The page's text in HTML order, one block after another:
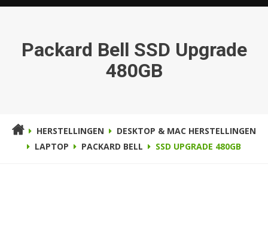
Packard Bell SSD Upgrade
480GB
HERSTELLINGEN
DESKTOP & MAC HERSTELLINGEN
LAPTOP
PACKARD BELL SSD UPGRADE 480GB